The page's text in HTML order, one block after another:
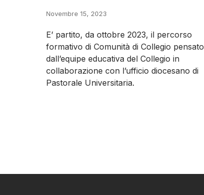
Novembre 15, 2023
E’ partito, da ottobre 2023, il percorso
formativo di Comunità di Collegio pensato
dall’equipe educativa del Collegio in
collaborazione con l’ufficio diocesano di
Pastorale Universitaria.